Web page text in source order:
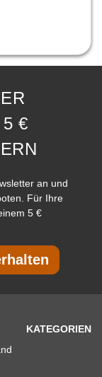
€
an und
Für Ihre
5 €
KATEGORIEN